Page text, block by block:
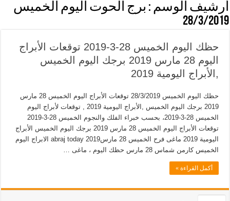
أرشيف الوسم : برج الحوت اليوم الخميس
28/3/2019
حظك اليوم الخميس 28-3-2019 توقعات الأبراج
اليوم 28 مارس 2019 برجك اليوم الخميس
,الأبراج اليومية 2019
حظك اليوم الخميس 28/3/2019 توقعات الأبراج اليوم الخميس 28 مارس
2019 برجك اليوم الخميس ,الأبراج اليومية 2019 , توقعات لأبراج اليوم
الخميس 28-3-2019، بحسب خبراء الفلك والنجوم الخميس 28-3-2019
توقعات الأبراج اليوم الخميس 28 مارس 2019 برجك اليوم الخميس الأبراج
اليومية 2019 ماغى فرح الخميس 28 مارس2019 abraj today الابراج اليوم
الخميس كارمن شماس 28 مارس حظك اليوم ، ماغى …
أكمل القراءة »